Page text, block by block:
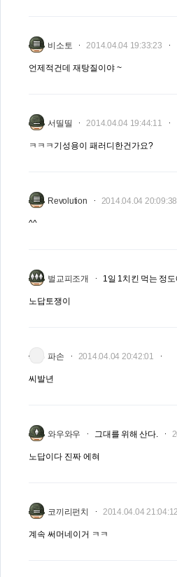
비소토 2014.04.04 19:33:23
언제적건데 재탕질이야 ~
서띨띨 2014.04.04 19:44:11
ㅋㅋㅋ기성용이 패러디한건가요?
Revolution 2014.04.04 20:09:38
^^
벌교피조개 1일 1치킨 먹는 정
노답토쟁이
파손 2014.04.04 20:42:01
씨발년
와우와우 그대를 위해 산다.
노답이다 진짜 에혀
코끼리펀치 2014.04.04 21:04:12
계속 써머네이거 ㅋㅋ